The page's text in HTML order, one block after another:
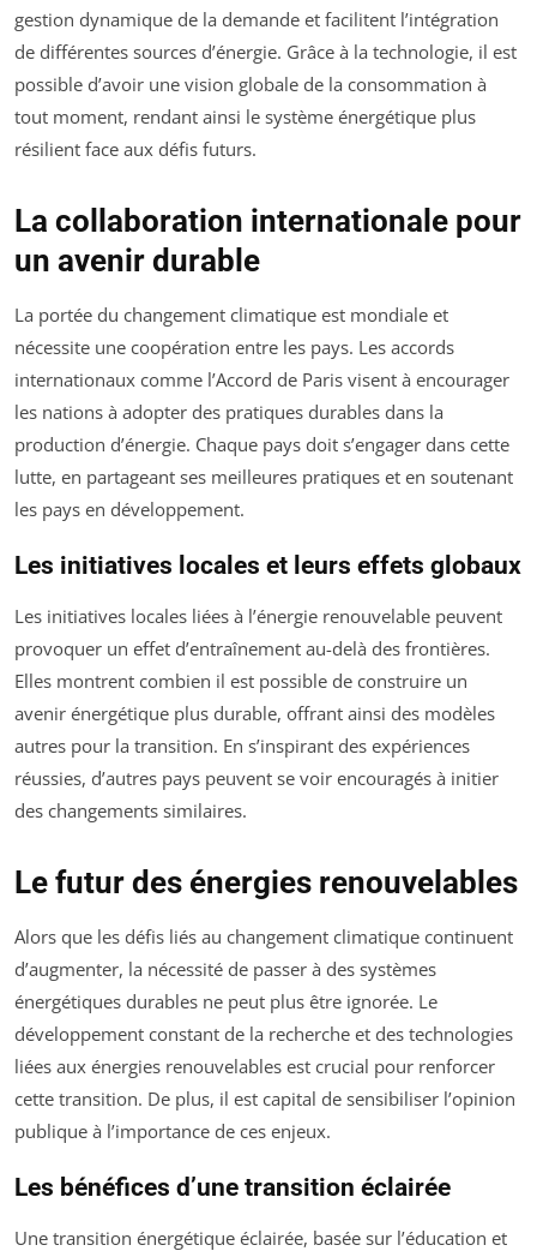
gestion dynamique de la demande et facilitent l’intégration
de différentes sources d’énergie. Grâce à la technologie, il est
possible d’avoir une vision globale de la consommation à
tout moment, rendant ainsi le système énergétique plus
résilient face aux défis futurs.
La collaboration internationale pour
un avenir durable
La portée du changement climatique est mondiale et
nécessite une coopération entre les pays. Les accords
internationaux comme l’Accord de Paris visent à encourager
les nations à adopter des pratiques durables dans la
production d’énergie. Chaque pays doit s’engager dans cette
lutte, en partageant ses meilleures pratiques et en soutenant
les pays en développement.
Les initiatives locales et leurs effets globaux
Les initiatives locales liées à l’énergie renouvelable peuvent
provoquer un effet d’entraînement au-delà des frontières.
Elles montrent combien il est possible de construire un
avenir énergétique plus durable, offrant ainsi des modèles
autres pour la transition. En s’inspirant des expériences
réussies, d’autres pays peuvent se voir encouragés à initier
des changements similaires.
Le futur des énergies renouvelables
Alors que les défis liés au changement climatique continuent
d’augmenter, la nécessité de passer à des systèmes
énergétiques durables ne peut plus être ignorée. Le
développement constant de la recherche et des technologies
liées aux énergies renouvelables est crucial pour renforcer
cette transition. De plus, il est capital de sensibiliser l’opinion
publique à l’importance de ces enjeux.
Les bénéfices d’une transition éclairée
Une transition énergétique éclairée, basée sur l’éducation et